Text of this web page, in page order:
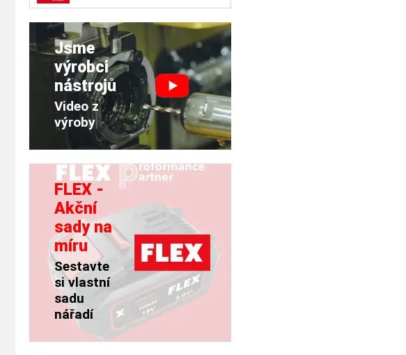
Jsme
výrobci
nástrojů
Video z
výroby
FLEX -
Akční
sady na
míru
Sestavte
si vlastní
sadu
nářadí